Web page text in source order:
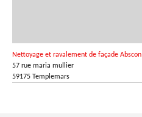
Nettoyage et ravalement de façade Abscon
57 rue maria mullier
59175 Templemars